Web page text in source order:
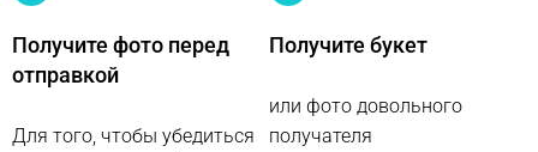
Получите фото перед
отправкой
Для того, чтобы убедиться
Получите букет
или фото довольного
получателя